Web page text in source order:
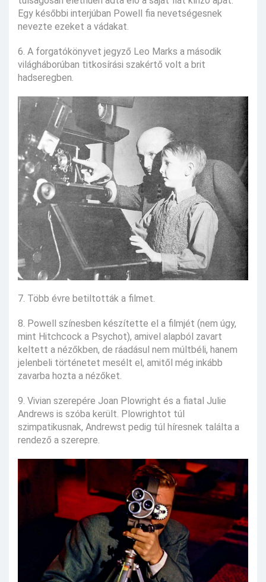
Egy későbbi interjúban Powell fia nevetségesnek
nevezte ezeket a vádakat.
6. A forgatókönyvet jegyző Leo Marks a második
világháborúban titkosírási szakértő volt a brit
hadseregben.
7. Több évre betiltották a filmet.
8. Powell színesben készítette el a filmjét (nem úgy,
mint Hitchcock a Psychot), amivel alapból zavart
keltett a nézőkben, de ráadásul nem múltbéli, hanem
jelenbeli történetet mesélt el, amitől még inkább
zavarba hozta a nézőket.
9. Vivian szerepére Joan Plowright és a fiatal Julie
Andrews is szóba került. Plowrightot túl
szimpatikusnak, Andrewst pedig túl híresnek találta a
rendező a szerepre.